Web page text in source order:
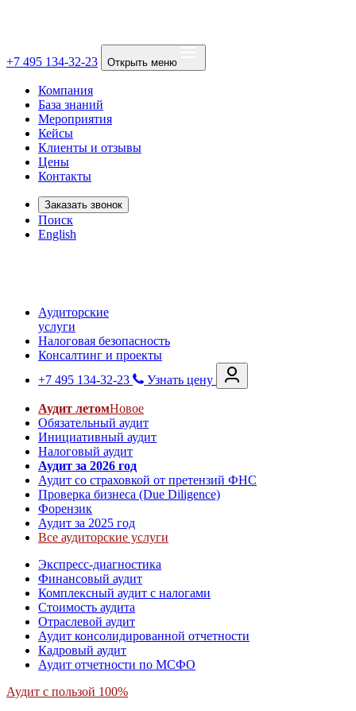
+7 495 134-32-23 Открыть меню
Компания
База знаний
Мероприятия
Кейсы
Клиенты и отзывы
Цены
Контакты
Заказать звонок
Поиск
English
Аудиторские
услуги
Налоговая безопасность
Консалтинг и проекты
+7 495 134-32-23
Узнать цену
Аудит летомНовое
Обязательный аудит
Инициативный аудит
Налоговый аудит
Аудит за 2026 год
Аудит со страховкой от претензий ФНС
Проверка бизнеса (Due Diligence)
Форензик
Аудит за 2025 год
Все аудиторские услуги
Экспресс-диагностика
Финансовый аудит
Комплексный аудит с налогами
Стоимость аудита
Отраслевой аудит
Аудит консолидированной отчетности
Кадровый аудит
Аудит отчетности по МСФО
Аудит с пользой 100%